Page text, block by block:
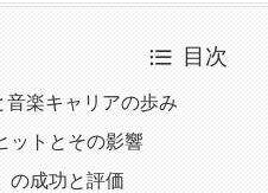
目次
楽キャリアの歩み
ットとその影響
の成功と評価